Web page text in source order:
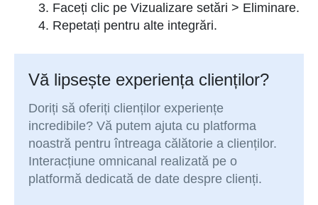
Faceți clic pe Vizualizare setări > Eliminare.
Repetați pentru alte integrări.
Vă lipsește experiența clienților?
Doriți să oferiți clienților experiențe
incredibile? Vă putem ajuta cu platforma
noastră pentru întreaga călătorie a clienților.
Interacțiune omnicanal realizată pe o
platformă dedicată de date despre clienți.